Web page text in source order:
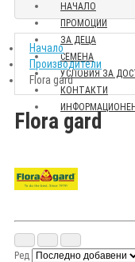
НАЧАЛО
ПРОМОЦИИ
ЗА ДЕЦА
СЕМЕНА
УСЛОВИЯ ЗА
КОНТАКТИ
Начало
Производители
Flora gard
Flora gard
Ред